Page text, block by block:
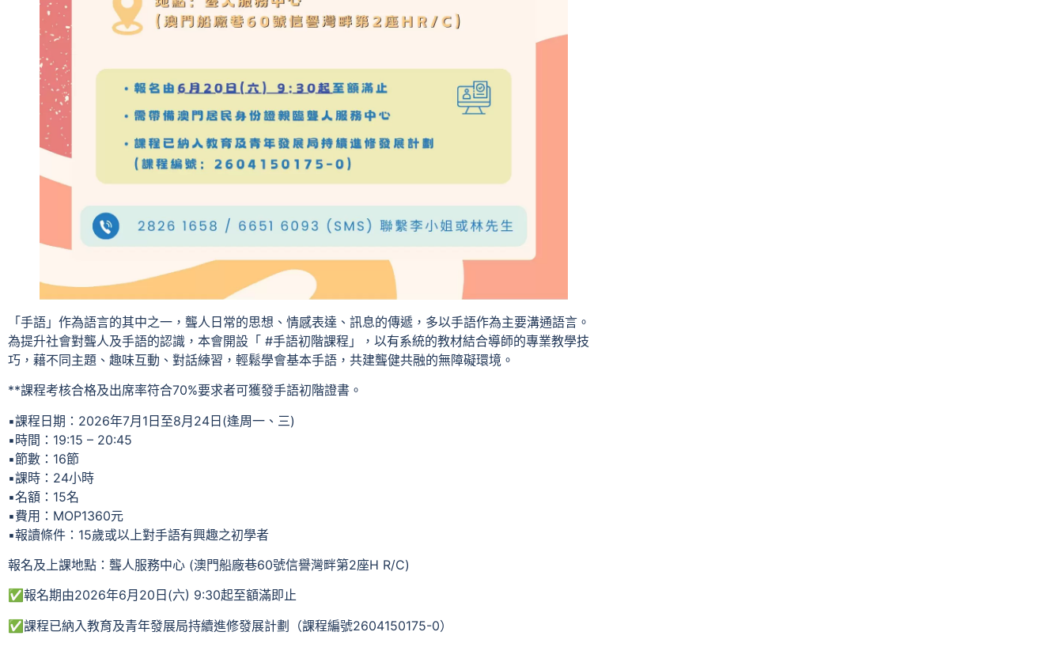
「手語」作為語言的其中之一，聾人日常的思想、情感表達、訊息的傳遞，多以手語作為主要溝通語言。
為提升社會對聾人及手語的認識，本會開設「 #手語初階課程」，以有系統的教材結合導師的專業教學技
巧，藉不同主題、趣味互動、對話練習，輕鬆學會基本手語，共建聾健共融的無障礙環境。
**課程考核合格及出席率符合70%要求者可獲發手語初階證書。
▪️課程日期：2026年7月1日至8月24日(逢周一、三)
▪️時間：19:15 – 20:45
▪️節數：16節
▪️課時：24小時
▪️名額：15名
▪️費用：MOP1360元
▪️報讀條件：15歲或以上對手語有興趣之初學者
報名及上課地點：聾人服務中心 (澳門船廠巷60號信譽灣畔第2座H R/C)
✅報名期由2026年6月20日(六) 9:30起至額滿即止
✅課程已納入教育及青年發展局持續進修發展計劃（課程編號2604150175-0）